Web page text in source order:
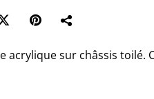
acrylique sur châssis toilé.